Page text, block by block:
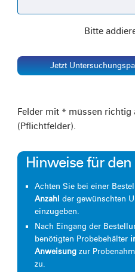
Bitte
Jetzt
Felder mit * müssen richtig
(Pflichtfelder).
Hinweise für
Achten Sie bei einer
Anzahl der gewünschten
einzugeben.
Nach Eingang der
benötigten Probebehälter
Anweisungzur
zu.